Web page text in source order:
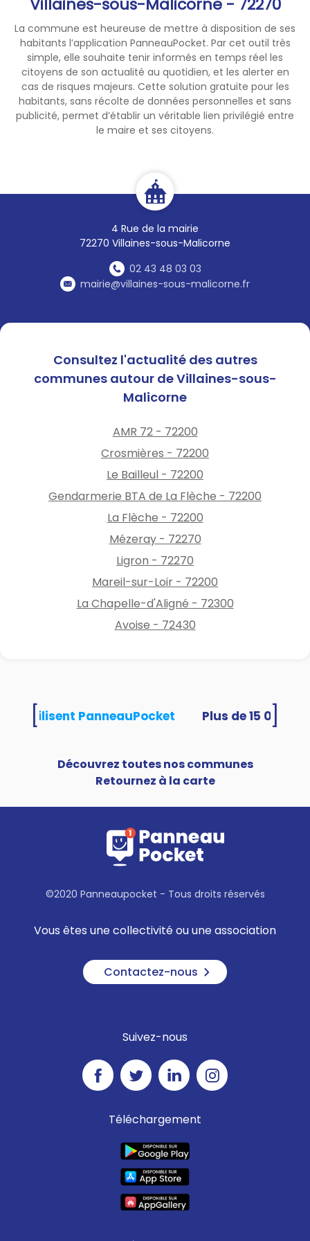
La commune est heureuse de mettre à disposition de ses
habitants l’application PanneauPocket. Par cet outil très
simple, elle souhaite tenir informés en temps réel les
citoyens de son actualité au quotidien, et les alerter en
cas de risques majeurs. Cette solution gratuite pour les
habitants, sans récolte de données personnelles et sans
publicité, permet d’établir un véritable lien privilégié entre
le maire et ses citoyens.
4 Rue de la mairie
72270 Villaines-sous-Malicorne
02 43 48 03 03
mairie@villaines-sous-malicorne.fr
Consultez l'actualité des autres
communes autour de Villaines-sous-
Malicorne
AMR 72 - 72200
Crosmières - 72200
Le Bailleul - 72200
Gendarmerie BTA de La Flèche - 72200
La Flèche - 72200
Mézeray - 72270
Ligron - 72270
Mareil-sur-Loir - 72200
La Chapelle-d'Aligné - 72300
Avoise - 72430
utilisent PanneauPocket
Découvrez toutes nos communes
Retournez à la carte
©2020 Panneaupocket - Tous droits réservés
Vous êtes une collectivité ou une association
Contactez-nous
Suivez-nous
Téléchargement